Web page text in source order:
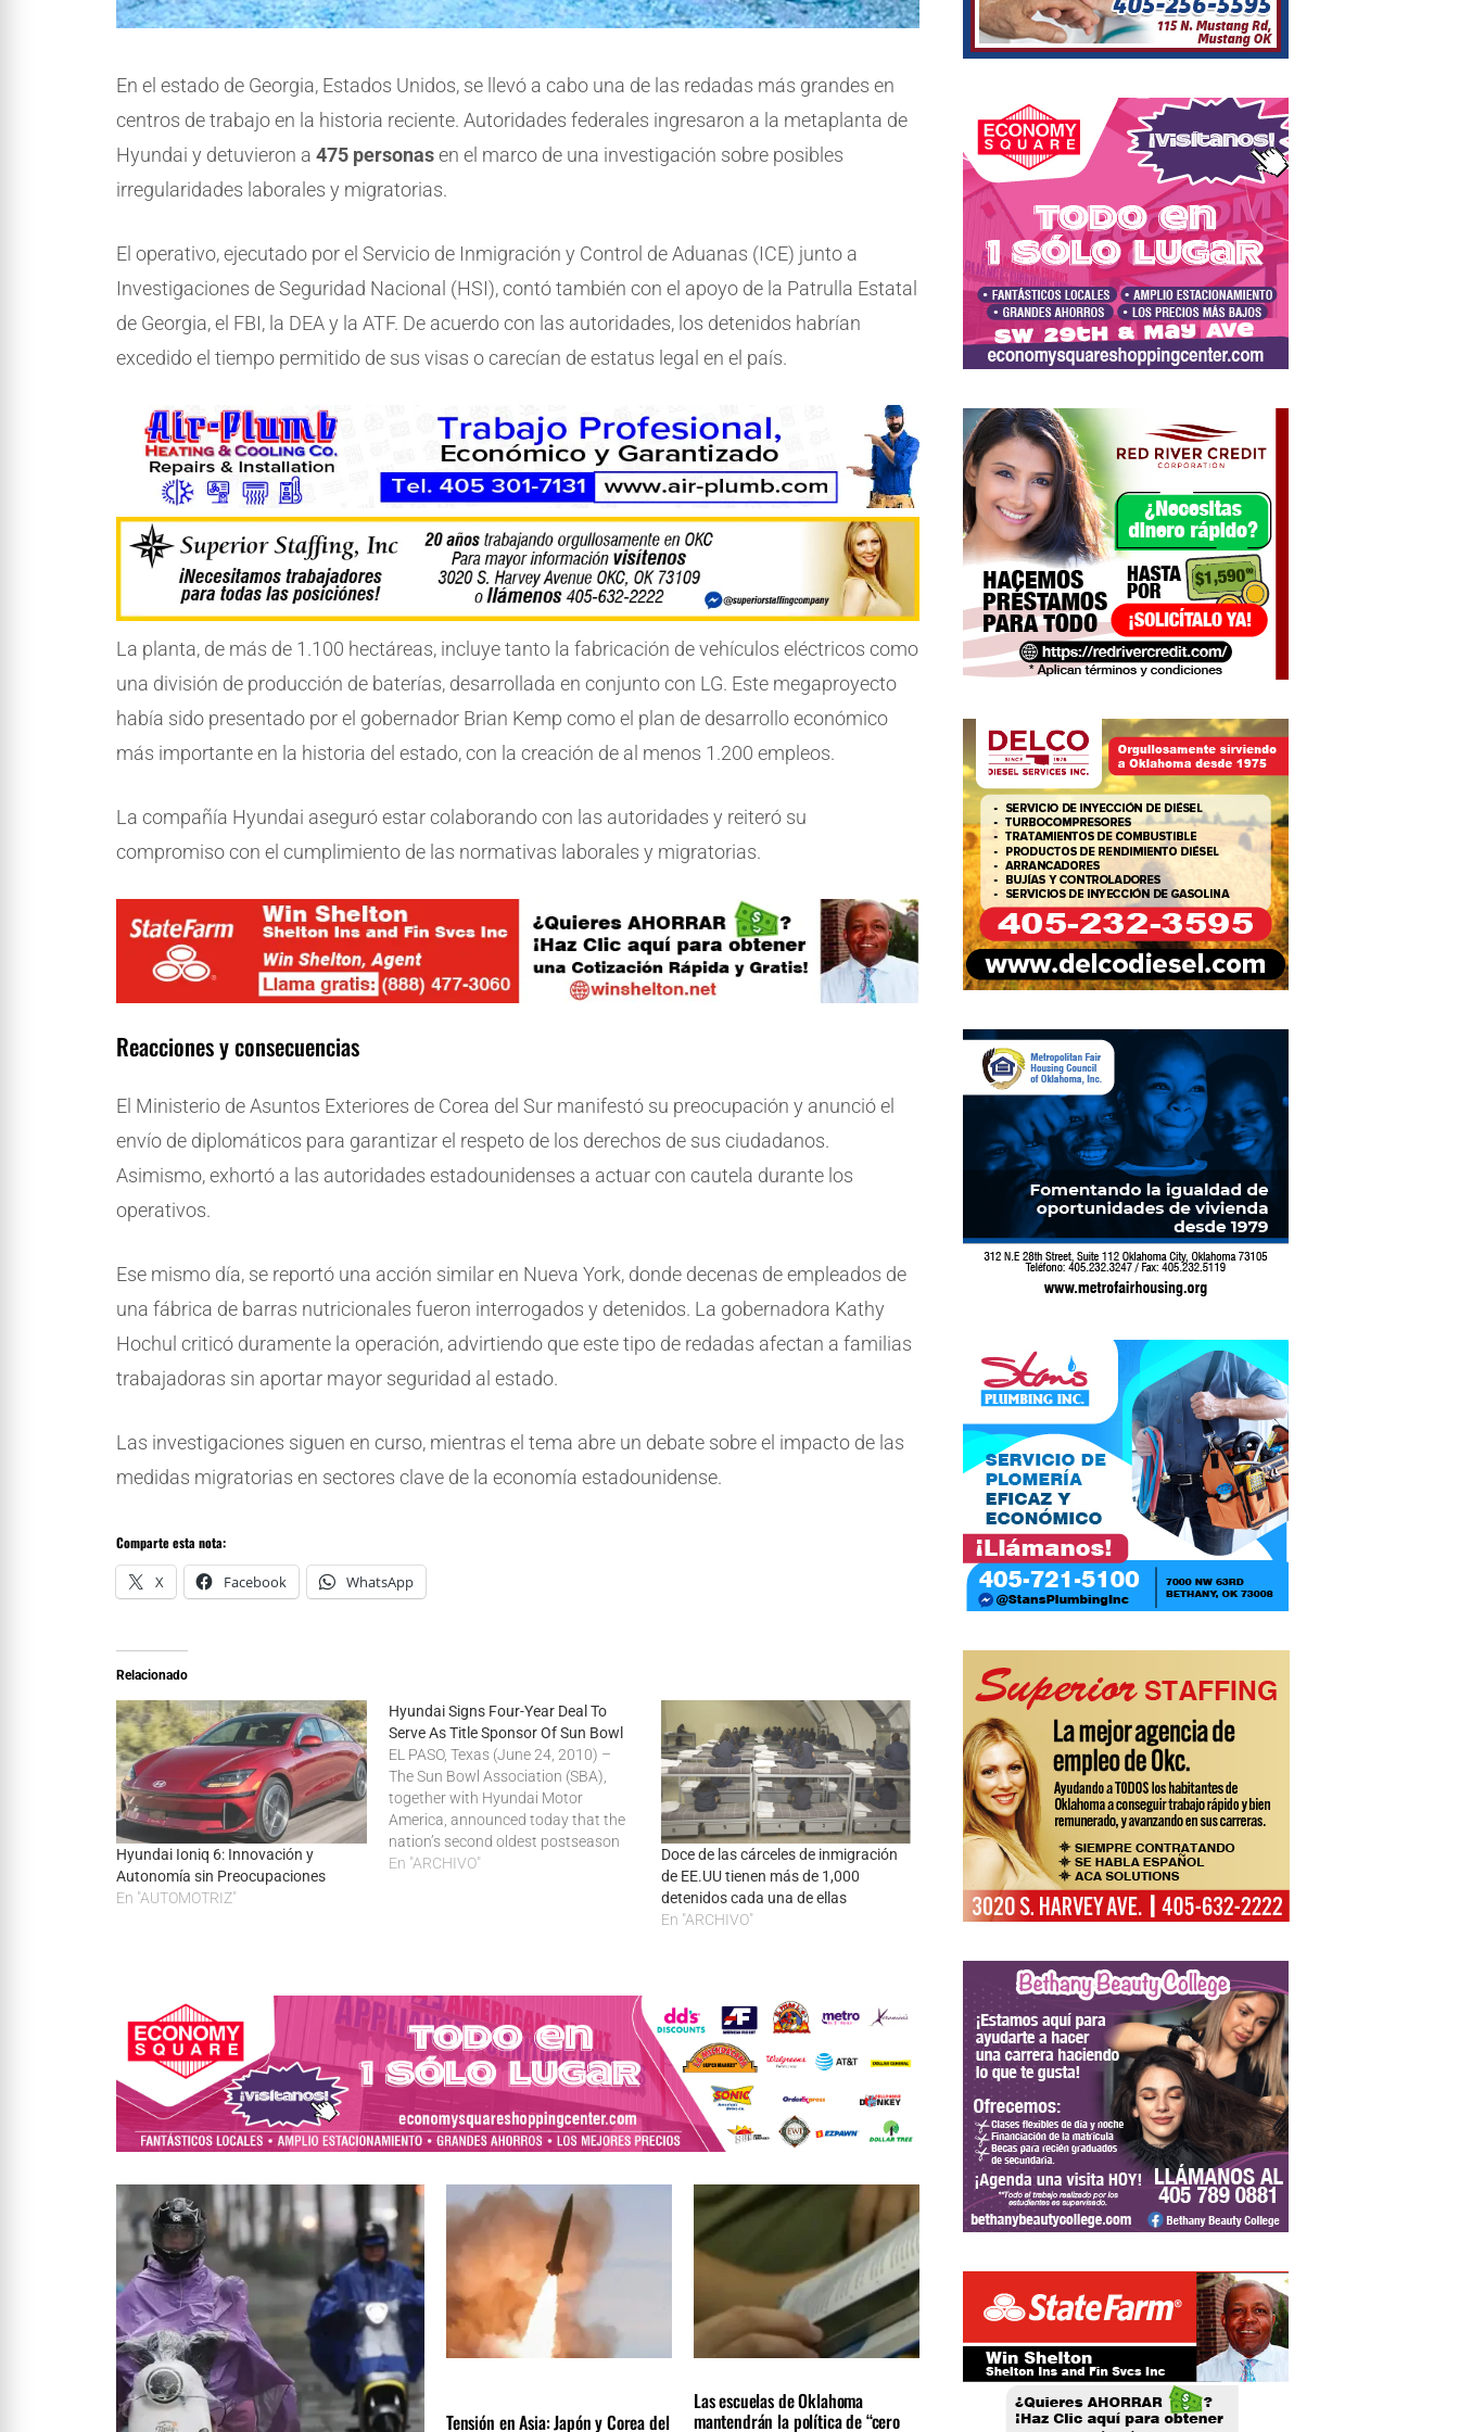
En el estado de Georgia, Estados Unidos, se llevó a cabo una de las redadas más grandes en
centros de trabajo en la historia reciente. Autoridades federales ingresaron a la metaplanta de
Hyundai y detuvieron a 475 personasen el marco de una investigación sobre posibles
irregularidades laborales y migratorias.
El operativo, ejecutado por el Servicio de Inmigración y Control de Aduanas (ICE) junto a
Investigaciones de Seguridad Nacional (HSI), contó también con el apoyo de la Patrulla Estatal
de Georgia, el FBI, la DEA y la ATF. De acuerdo con las autoridades, los detenidos habrían
excedido el tiempo permitido de sus visas o carecían de estatus legal en el país.
La planta, de más de 1.100 hectáreas, incluye tanto la fabricación de vehículos eléctricos como
una división de producción de baterías, desarrollada en conjunto con LG. Este megaproyecto
había sido presentado por el gobernador Brian Kemp como el plan de desarrollo económico
más importante en la historia del estado, con la creación de al menos 1.200 empleos.
La compañía Hyundai aseguró estar colaborando con las autoridades y reiteró su
compromiso con el cumplimiento de las normativas laborales y migratorias.
Reacciones y consecuencias
El Ministerio de Asuntos Exteriores de Corea del Sur manifestó su preocupación y anunció el
envío de diplomáticos para garantizar el respeto de los derechos de sus ciudadanos.
Asimismo, exhortó a las autoridades estadounidenses a actuar con cautela durante los
operativos.
Ese mismo día, se reportó una acción similar en Nueva York, donde decenas de empleados de
una fábrica de barras nutricionales fueron interrogados y detenidos. La gobernadora Kathy
Hochul criticó duramente la operación, advirtiendo que este tipo de redadas afectan a familias
trabajadoras sin aportar mayor seguridad al estado.
Las investigaciones siguen en curso, mientras el tema abre un debate sobre el impacto de las
medidas migratorias en sectores clave de la economía estadounidense.
Comparte esta nota:
X Facebook WhatsApp
Relacionado
Hyundai Ioniq 6: Innovación y
Autonomía sin Preocupaciones
En "AUTOMOTRIZ"
Hyundai Signs Four-Year Deal To
Serve As Title Sponsor Of Sun Bowl
EL PASO, Texas (June 24, 2010) –
The Sun Bowl Association (SBA),
together with Hyundai Motor
America, announced today that the
nation’s second oldest postseason
college football game will be
En "ARCHIVO"
Doce de las cárceles de inmigración
de EE.UU tienen más de 1,000
detenidos cada una de ellas
En "ARCHIVO"
Tensión en Asia: Japón y Corea del
Las escuelas de Oklahoma
mantendrán la política de “cero